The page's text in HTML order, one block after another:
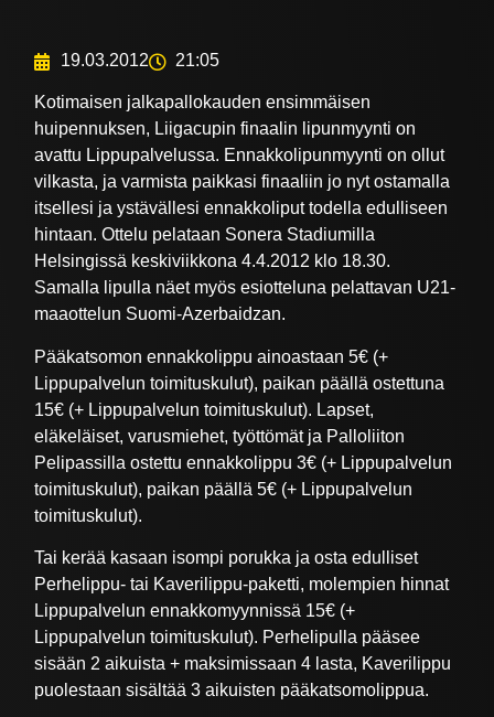
19.03.2012 21:05
Kotimaisen jalkapallokauden ensimmäisen
huipennuksen, Liigacupin finaalin lipunmyynti on
avattu Lippupalvelussa. Ennakkolipunmyynti on ollut
vilkasta, ja varmista paikkasi finaaliin jo nyt ostamalla
itsellesi ja ystävällesi ennakkoliput todella edulliseen
hintaan. Ottelu pelataan Sonera Stadiumilla
Helsingissä keskiviikkona 4.4.2012 klo 18.30.
Samalla lipulla näet myös esiotteluna pelattavan U21-
maaottelun Suomi-Azerbaidzan.
Pääkatsomon ennakkolippu ainoastaan 5€ (+
Lippupalvelun toimituskulut), paikan päällä ostettuna
15€ (+ Lippupalvelun toimituskulut). Lapset,
eläkeläiset, varusmiehet, työttömät ja Palloliiton
Pelipassilla ostettu ennakkolippu 3€ (+ Lippupalvelun
toimituskulut), paikan päällä 5€ (+ Lippupalvelun
toimituskulut).
Tai kerää kasaan isompi porukka ja osta edulliset
Perhelippu- tai Kaverilippu-paketti, molempien hinnat
Lippupalvelun ennakkomyynnissä 15€ (+
Lippupalvelun toimituskulut). Perhelipulla pääsee
sisään 2 aikuista + maksimissaan 4 lasta, Kaverilippu
puolestaan sisältää 3 aikuisten pääkatsomolippua.